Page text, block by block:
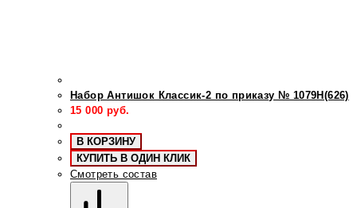
Набор Антишок Классик-2 по приказу № 1079Н(626)
15 000 руб.
В КОРЗИНУ
КУПИТЬ В ОДИН КЛИК
Смотреть состав